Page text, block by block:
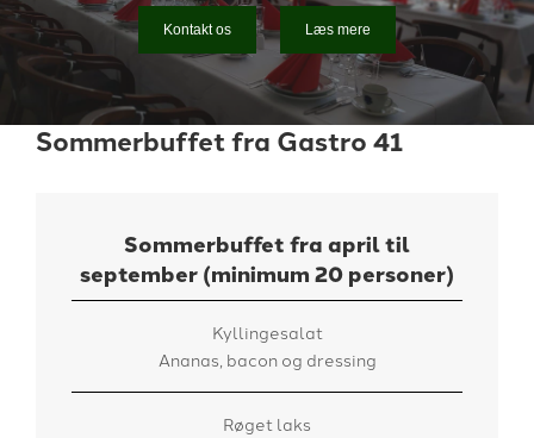
Kontakt os Læs mere
Sommerbuffet fra Gastro 41
Sommerbuffet fra april til
september (minimum 20 personer)
Kyllingesalat
Ananas, bacon og dressing
Røget laks